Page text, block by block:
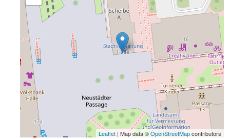
Leaflet| Map data ©OpenStreetMapcontributors